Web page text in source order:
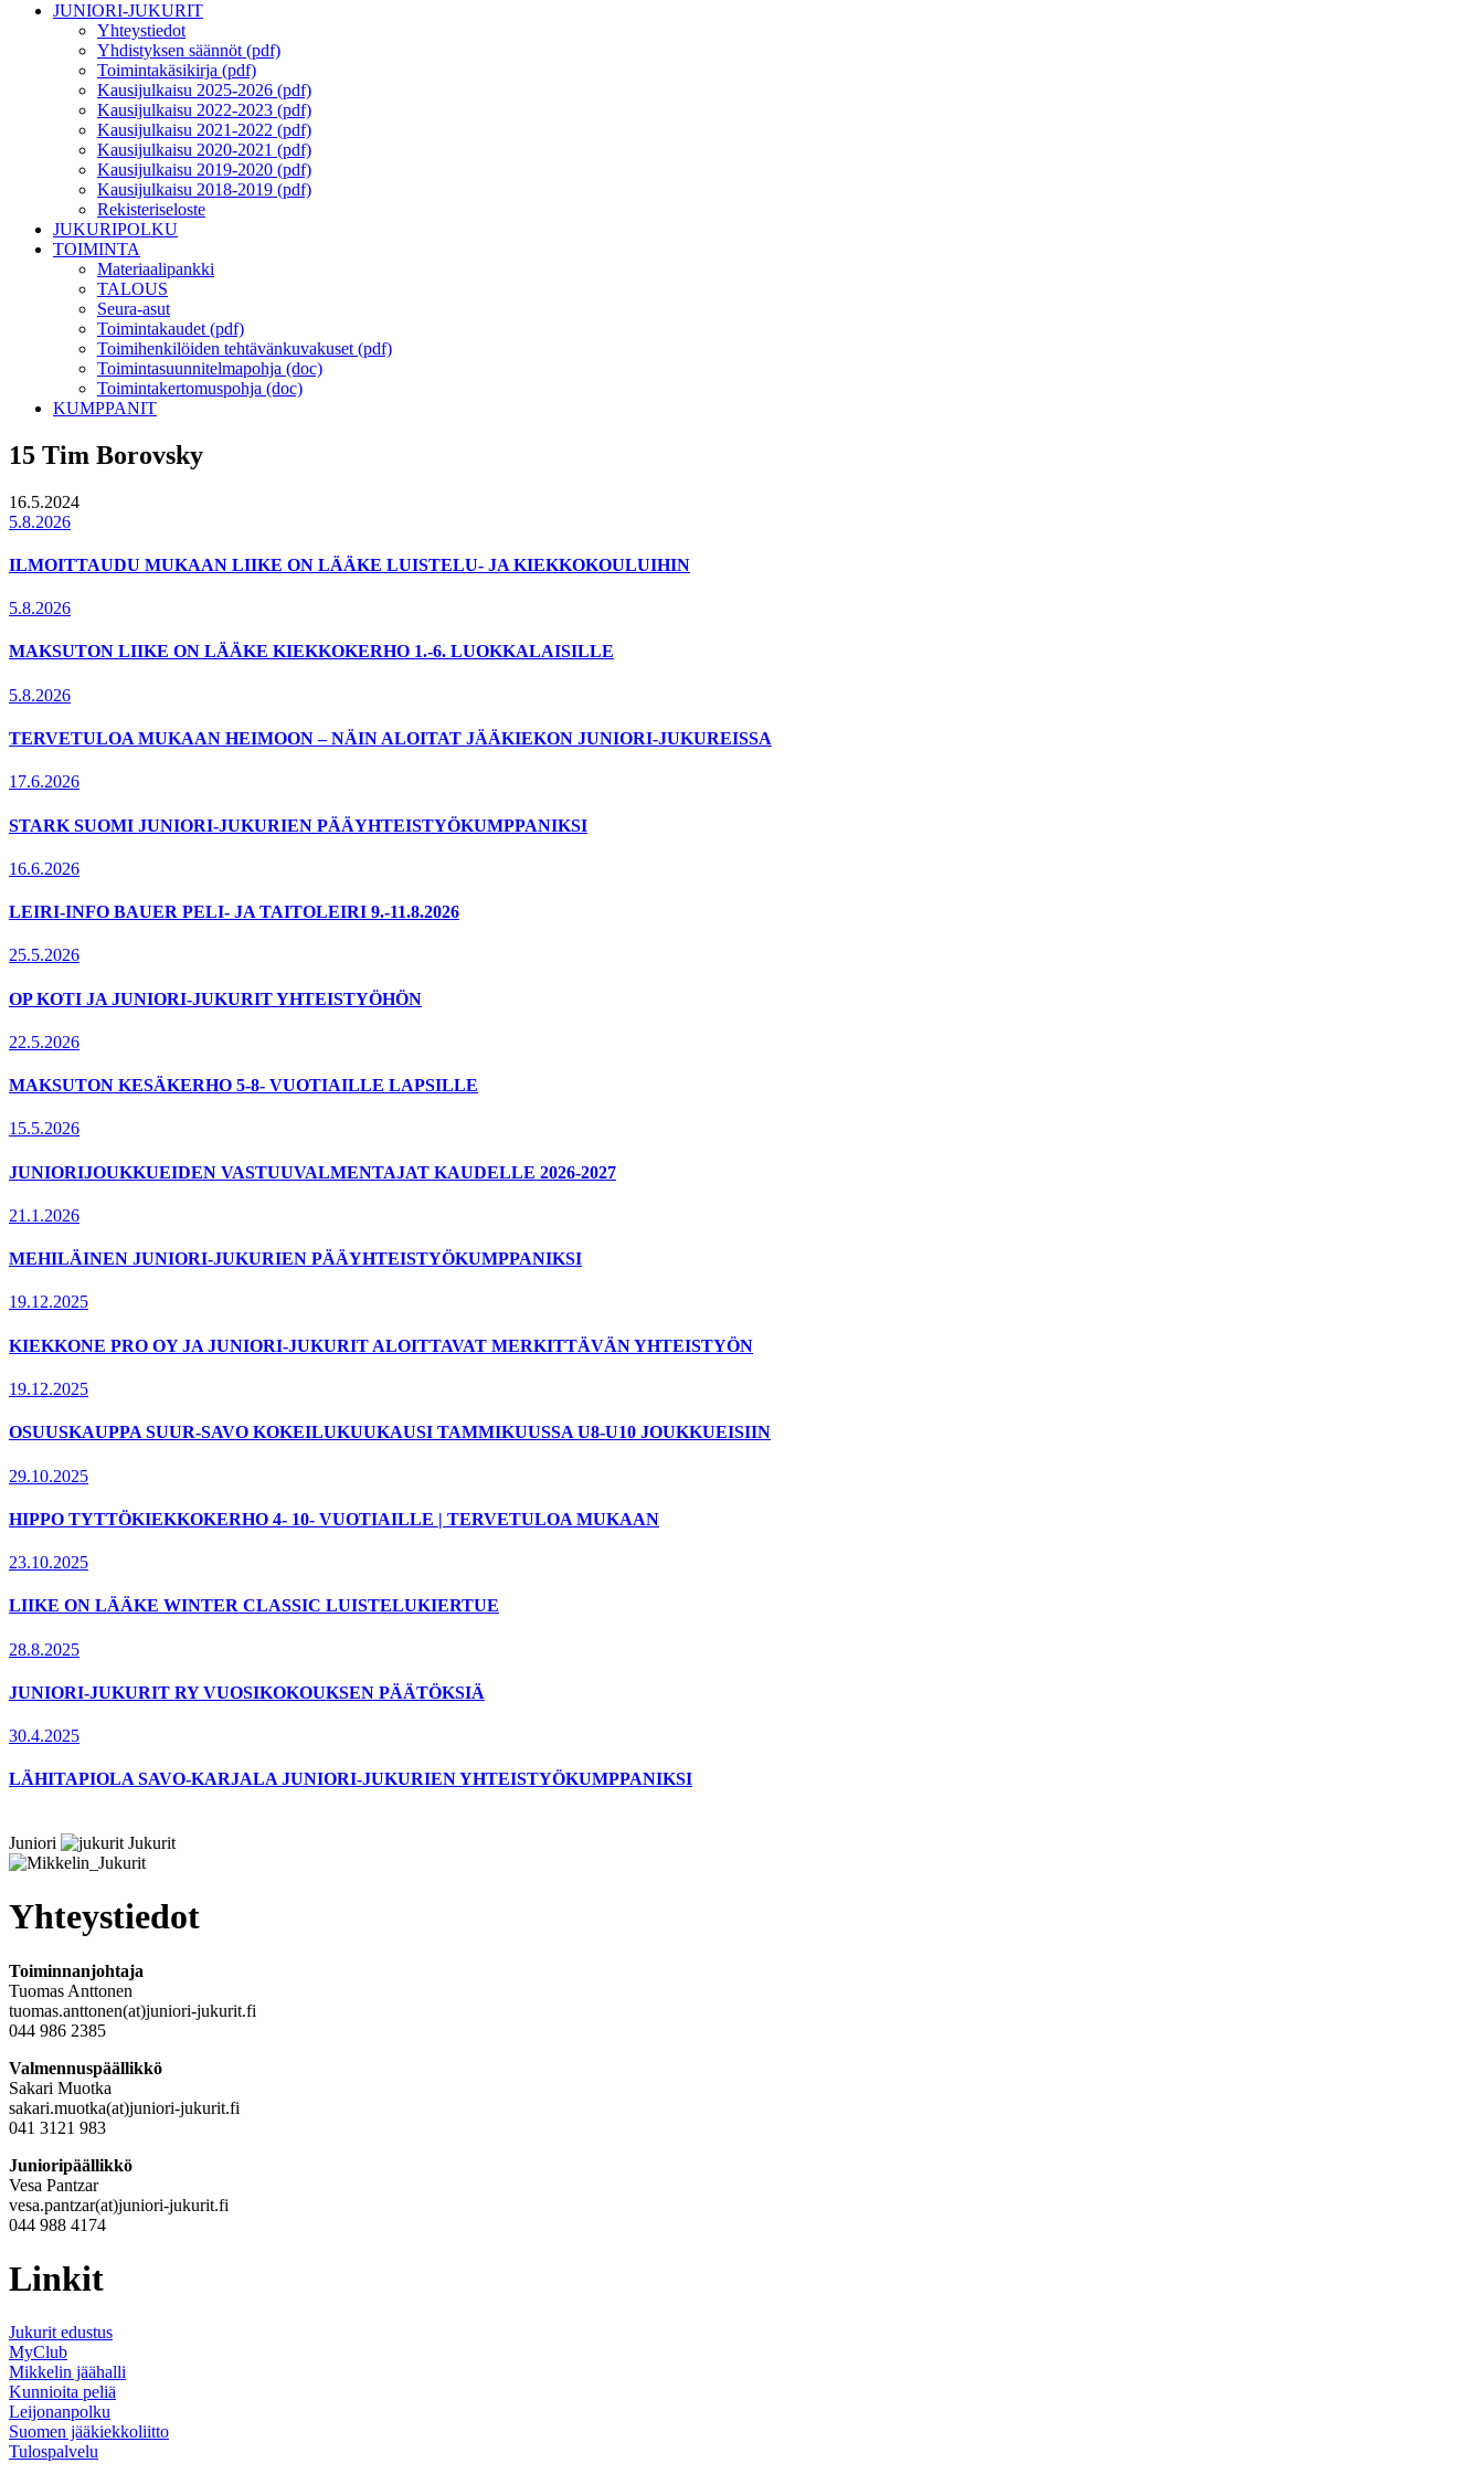
JUNIORI-JUKURIT
Yhteystiedot
Yhdistyksen säännöt (pdf)
Toimintakäsikirja (pdf)
Kausijulkaisu 2025-2026 (pdf)
Kausijulkaisu 2022-2023 (pdf)
Kausijulkaisu 2021-2022 (pdf)
Kausijulkaisu 2020-2021 (pdf)
Kausijulkaisu 2019-2020 (pdf)
Kausijulkaisu 2018-2019 (pdf)
Rekisteriseloste
JUKURIPOLKU
TOIMINTA
Materiaalipankki
TALOUS
Seura-asut
Toimintakaudet (pdf)
Toimihenkilöiden tehtävänkuvakuset (pdf)
Toimintasuunnitelmapohja (doc)
Toimintakertomuspohja (doc)
KUMPPANIT
15 Tim Borovsky
16.5.2024
5.8.2026
ILMOITTAUDU MUKAAN LIIKE ON LÄÄKE LUISTELU- JA KIEKKOKOULUIHIN
5.8.2026
MAKSUTON LIIKE ON LÄÄKE KIEKKOKERHO 1.-6. LUOKKALAISILLE
5.8.2026
TERVETULOA MUKAAN HEIMOON – NÄIN ALOITAT JÄÄKIEKON JUNIORI-JUKUREISSA
17.6.2026
STARK SUOMI JUNIORI-JUKURIEN PÄÄYHTEISTYÖKUMPPANIKSI
16.6.2026
LEIRI-INFO BAUER PELI- JA TAITOLEIRI 9.-11.8.2026
25.5.2026
OP KOTI JA JUNIORI-JUKURIT YHTEISTYÖHÖN
22.5.2026
MAKSUTON KESÄKERHO 5-8- VUOTIAILLE LAPSILLE
15.5.2026
JUNIORIJOUKKUEIDEN VASTUUVALMENTAJAT KAUDELLE 2026-2027
21.1.2026
MEHILÄINEN JUNIORI-JUKURIEN PÄÄYHTEISTYÖKUMPPANIKSI
19.12.2025
KIEKKONE PRO OY JA JUNIORI-JUKURIT ALOITTAVAT MERKITTÄVÄN YHTEISTYÖN
19.12.2025
OSUUSKAUPPA SUUR-SAVO KOKEILUKUUKAUSI TAMMIKUUSSA U8-U10 JOUKKUEISIIN
29.10.2025
HIPPO TYTTÖKIEKKOKERHO 4- 10- VUOTIAILLE | TERVETULOA MUKAAN
23.10.2025
LIIKE ON LÄÄKE WINTER CLASSIC LUISTELUKIERTUE
28.8.2025
JUNIORI-JUKURIT RY VUOSIKOKOUKSEN PÄÄTÖKSIÄ
30.4.2025
LÄHITAPIOLA SAVO-KARJALA JUNIORI-JUKURIEN YHTEISTYÖKUMPPANIKSI
Juniori Jukurit
Yhteystiedot
Toiminnanjohtaja
Tuomas Anttonen
tuomas.anttonen(at)juniori-jukurit.fi
044 986 2385
Valmennuspäällikkö
Sakari Muotka
sakari.muotka(at)juniori-jukurit.fi
041 3121 983
Junioripäällikkö
Vesa Pantzar
vesa.pantzar(at)juniori-jukurit.fi
044 988 4174
Linkit
Jukurit edustus
MyClub
Mikkelin jäähalli
Kunnioita peliä
Leijonanpolku
Suomen jääkiekkoliitto
Tulospalvelu